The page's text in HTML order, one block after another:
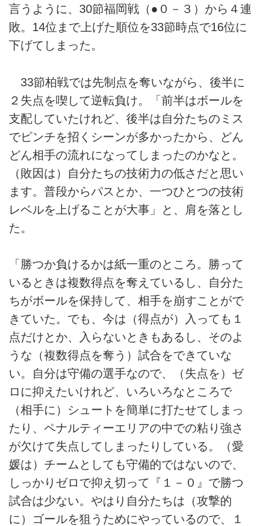
言うように、30節福岡戦（●０－３）から４連
敗。14位まで上げた順位を33節時点で16位に
下げてしまった。
33節柏戦では先制点を奪いながら、後半に
２失点を喫して逆転負け。「前半はボールを
支配していたけれど、後半は自分たちのミス
でピンチを招くシーンが多かったから、どん
どん相手の流れになってしまったのかなと。
（敗因は）自分たちの技術力の低さだと思い
ます。普段からパスとか、一つひとつの技術
レベルを上げることが大事」と、肩を落とし
た。
「勝つか負けるかは紙一重のところ。勝って
いるときは複数得点を奪えているし、自分た
ちがボールを保持して、相手を崩すことがで
きていた。でも、今は（得点が）入っても１
点だけとか、入らないときもあるし、そのよ
うな（複数得点を奪う）試合をできていな
い。自分は守備の選手なので、（失点を）ゼ
ロに抑えたいけれど、いろいろなところで
（相手に）シュートを簡単に打たせてしまっ
たり、ペナルティーエリアの中での粘り強さ
が欠けて失点してしまったりしている。（愛
媛は）チームとしても守備的ではないので、
しっかりゼロで抑え切って『１－０』で勝つ
試合は少ない。やはり自分たちは（攻撃的
に）ゴールを狙うためにやっているので、１